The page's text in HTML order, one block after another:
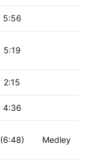
5:56
5:19
2:15
4:36
(6:48) Medley